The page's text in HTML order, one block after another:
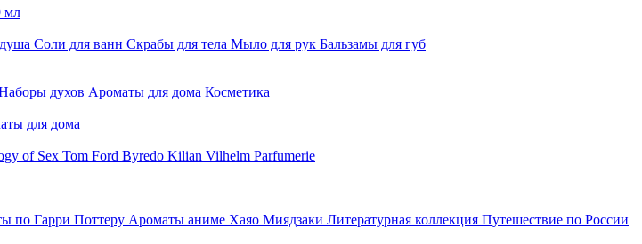
мл
Соли для ванн Скрабы для тела Мыло для рук Бальзамы для губ
духов Ароматы для дома Косметика
для дома
of Sex Tom Ford Byredo Kilian Vilhelm Parfumerie
по Гарри Поттеру Ароматы аниме Хаяо Миядзаки Литературная коллекция Путешествие по России